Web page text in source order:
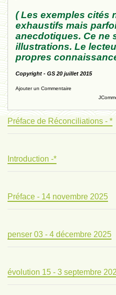
( Les exemples cités
exhaustifs mais
anecdotiques. Ce ne
illustrations. Le
propres
Copyright - GS 20 juillet 2015
Ajouter un Commentaire
Préface de Réconciliations - *
Introduction -*
Préface - 14 novembre 2025
penser 03 - 4 décembre 2025
évolution 15 - 3 septembre